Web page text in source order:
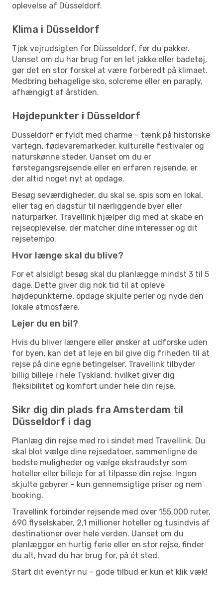
oplevelse af Düsseldorf.
Klima i Düsseldorf
Tjek vejrudsigten for Düsseldorf, før du pakker.
Uanset om du har brug for en let jakke eller badetøj,
gør det en stor forskel at være forberedt på klimaet.
Medbring behagelige sko, solcreme eller en paraply,
afhængigt af årstiden.
Højdepunkter i Düsseldorf
Düsseldorf er fyldt med charme – tænk på historiske
vartegn, fødevaremarkeder, kulturelle festivaler og
naturskønne steder. Uanset om du er
førstegangsrejsende eller en erfaren rejsende, er
der altid noget nyt at opdage.
Besøg seværdigheder, du skal se, spis som en lokal,
eller tag en dagstur til nærliggende byer eller
naturparker. Travellink hjælper dig med at skabe en
rejseoplevelse, der matcher dine interesser og dit
rejsetempo.
Hvor længe skal du blive?
For et alsidigt besøg skal du planlægge mindst 3 til 5
dage. Dette giver dig nok tid til at opleve
højdepunkterne, opdage skjulte perler og nyde den
lokale atmosfære.
Lejer du en bil?
Hvis du bliver længere eller ønsker at udforske uden
for byen, kan det at leje en bil give dig friheden til at
rejse på dine egne betingelser. Travellink tilbyder
billig billeje i hele Tyskland, hvilket giver dig
fleksibilitet og komfort under hele din rejse.
Sikr dig din plads fra Amsterdam til
Düsseldorf i dag
Planlæg din rejse med ro i sindet med Travellink. Du
skal blot vælge dine rejsedatoer, sammenligne de
bedste muligheder og vælge ekstraudstyr som
hoteller eller billeje for at tilpasse din rejse. Ingen
skjulte gebyrer – kun gennemsigtige priser og nem
booking.
Travellink forbinder rejsende med over 155.000 ruter,
690 flyselskaber, 2,1 millioner hoteller og tusindvis af
destinationer over hele verden. Uanset om du
planlægger en hurtig ferie eller en stor rejse, finder
du alt, hvad du har brug for, på ét sted.
Start dit eventyr nu – gode tilbud er kun et klik væk!